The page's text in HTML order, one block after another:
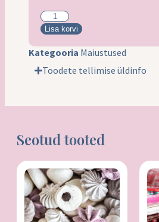
Lisa korvi
Kategooria Maiustused
Toodete tellimise üldinfo
Seotud tooted